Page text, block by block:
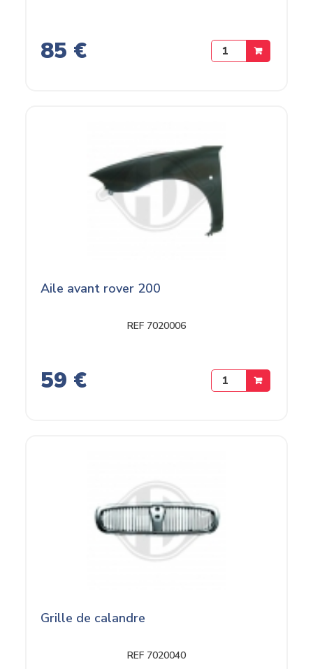
85 €
Aile avant rover 200
REF 7020006
59 €
Grille de calandre
REF 7020040